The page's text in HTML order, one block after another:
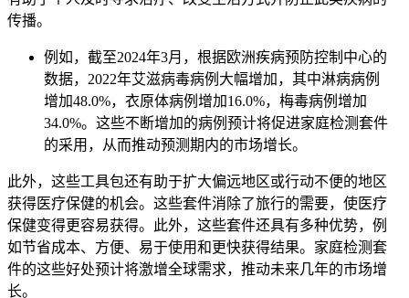
传播。
例如，截至2024年3月，根据欧洲疾病预防控制中心的
数据，2022年艾滋病毒病例大幅增加，其中淋病病例
增加48.0%，衣原体病例增加16.0%，梅毒病例增加
34.0%。这些不断增加的病例预计将促进家庭检测套件
的采用，从而推动预测期内的市场增长。
此外，这些工具包还有助于扩大偏远地区或行动不便的地区
获得医疗保健的机会。这些套件消除了旅行的需要，使医疗
保健变得更容易获得。此外，这些套件还具有多种优势，例
如节省成本、方便、易于使用和更快获得结果。家庭检测套
件的这些好处预计将激增全球需求，推动未来几年的市场增
长。